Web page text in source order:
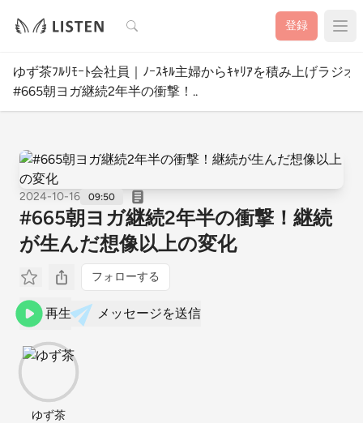
検索 登録
ゆず茶ﾌﾙﾘﾓｰﾄ会社員｜ﾉｰｽｷﾙ主婦からｷｬﾘｱを積み上げラジオ
#665朝ヨガ継続2年半の衝撃！..
2024-10-16 09:50
#665朝ヨガ継続2年半の衝撃！継続
が生んだ想像以上の変化
フォローする
再生 メッセージを送信
ゆず茶